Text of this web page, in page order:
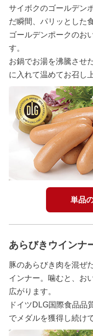
サイボクのゴールデン
だ瞬間、パリッとした
ゴールデンポークのお
す。
お鍋でお湯を沸騰させ
に入れて温めてお召し
単品
あらびきウインナ
豚のあらびき肉を混ぜ
インナー。噛むと、お
広がります。
ドイツDLG国際食品品
でメダルを獲得し続け